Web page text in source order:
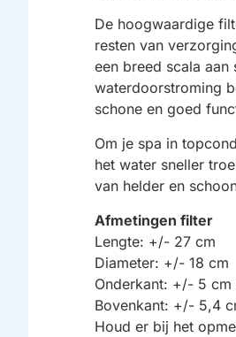
De hoogwaardige
resten van
een breed scala
waterdoorstroming
schone en goed
Om je spa in
het water sneller
van helder en
Afmetingen filter
Lengte: +/- 27 cm
Diameter: +/- 18 cm
Onderkant: +/- 5
Bovenkant: +/- 5,4
Houd er bij het